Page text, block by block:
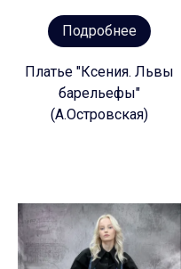
Подробнее
Платье "Ксения. Львы
барельефы"
(А.Островская)